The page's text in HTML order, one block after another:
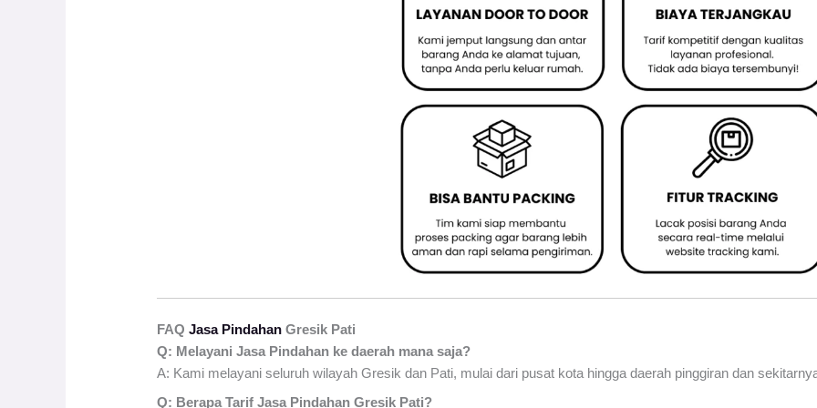
FAQJasa Pindahan Gresik Pati
Q: Melayani Jasa Pindahan ke daerah mana saja?
A: Kami melayani seluruh wilayah Gresik dan Pati, mulai dari pusat kota hingga daerah pinggiran dan
Q: Berapa Tarif Jasa Pindahan Gresik Pati?